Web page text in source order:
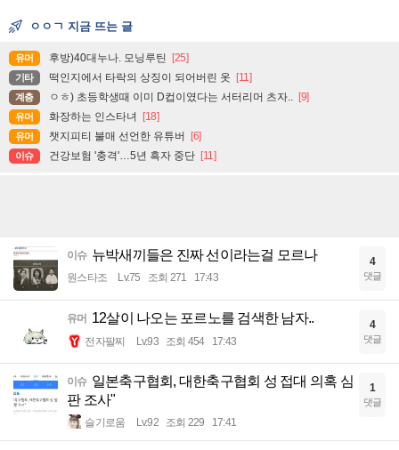
ㅇㅇㄱ 지금 뜨는 글
유머 후방)40대누나. 모닝루틴 [25]
기타 떡인지에서 타락의 상징이 되어버린 옷 [11]
계층 ㅇㅎ) 초등학생때 이미 D컵이였다는 서터리머 츠자.. [9]
유머 화장하는 인스타녀 [18]
유머 챗지피티 불매 선언한 유튜버 [6]
이슈 건강보험 '충격'…5년 흑자 중단 [11]
이슈 뉴박새끼들은 진짜 선이라는걸 모르나
원스타조 Lv.75 조회 271 17:43
4
댓글
유머 12살이 나오는 포르노를 검색한 남자..
전자팔찌 Lv.93 조회 454 17:43
4
댓글
이슈 일본축구협회, 대한축구협회 성 접대 의혹 심
판 조사"
슬기로움 Lv.92 조회 229 17:41
1
댓글